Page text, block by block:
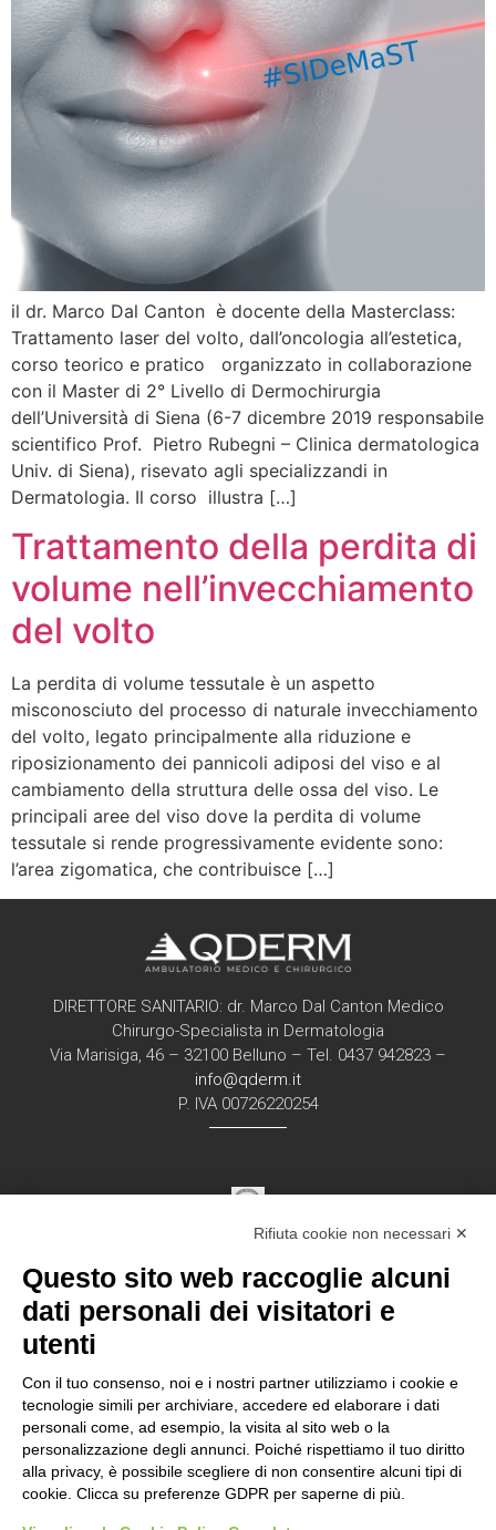
il dr. Marco Dal Canton è docente della Masterclass:
Trattamento laser del volto, dall’oncologia all’estetica,
corso teorico e pratico organizzato in collaborazione
con il Master di 2° Livello di Dermochirurgia
dell’Università di Siena (6-7 dicembre 2019 responsabile
scientifico Prof. Pietro Rubegni – Clinica dermatologica
Univ. di Siena), risevato agli specializzandi in
Dermatologia. Il corso illustra […]
Trattamento della perdita di
volume nell’invecchiamento
del volto
La perdita di volume tessutale è un aspetto
misconosciuto del processo di naturale invecchiamento
del volto, legato principalmente alla riduzione e
riposizionamento dei pannicoli adiposi del viso e al
cambiamento della struttura delle ossa del viso. Le
principali aree del viso dove la perdita di volume
tessutale si rende progressivamente evidente sono:
l’area zigomatica, che contribuisce […]
DIRETTORE SANITARIO: dr. Marco Dal Canton Medico
Chirurgo-Specialista in Dermatologia
Via Marisiga, 46 – 32100 Belluno – Tel. 0437 942823 –
info@qderm.it
P. IVA 00726220254
per la erogazione di servizi medici e chirurgici di
diagnosi e cura nell’ambito
della disciplina della Dermatologia in regime
Documentazione Privacy – Regolamento EU
2016/679 “GDPR”
Rifiuta cookie non necessari ✕
Questo sito web raccoglie alcuni
dati personali dei visitatori e
utenti
Con il tuo consenso, noi e i nostri partner utilizziamo i cookie e
tecnologie simili per archiviare, accedere ed elaborare i dati
personali come, ad esempio, la visita al sito web o la
personalizzazione degli annunci. Poiché rispettiamo il tuo diritto
alla privacy, è possibile scegliere di non consentire alcuni tipi di
cookie. Clicca su preferenze GDPR per saperne di più.